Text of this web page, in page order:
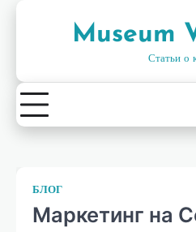
Museum
Статьи о
БЛОГ
Маркетинг на